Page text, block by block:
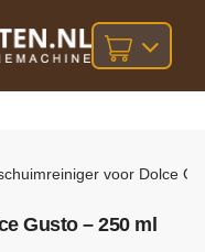
voor Dolce
Gusto – 250 ml